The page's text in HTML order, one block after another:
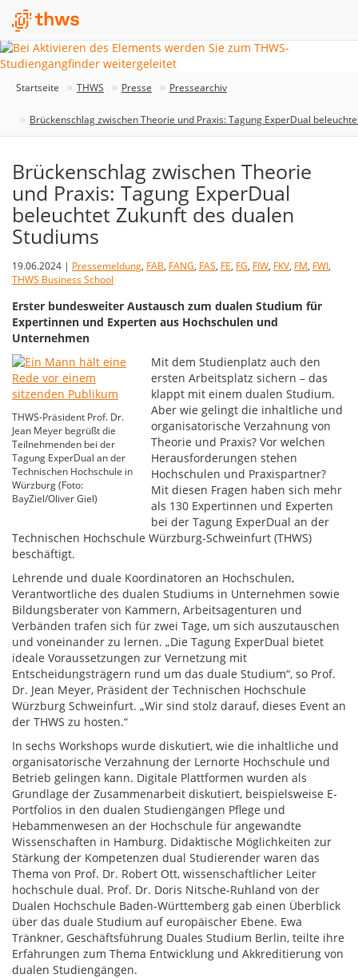
Startseite THWS Presse Pressearchiv
Brückenschlag zwischen Theorie und Praxis: Tagung ExperDual
Brückenschlag zwischen Theorie
und Praxis: Tagung ExperDual
beleuchtet Zukunft des dualen
Studiums
19.06.2024 | Pressemeldung, FAB, FANG, FAS, FE, FG, FIW, FKV, FM, FWI,
THWS Business School
Erster bundesweiter Austausch zum dualen Studium für
Expertinnen und Experten aus Hochschulen und
Unternehmen
THWS-Präsident Prof. Dr.
Jean Meyer begrüßt die
Teilnehmenden bei der
Tagung ExperDual an der
Technischen Hochschule in
Würzburg (Foto:
BayZiel/Oliver Giel)
Mit dem Studienplatz auch den
ersten Arbeitsplatz sichern – das
klappt mit einem dualen Studium.
Aber wie gelingt die inhaltliche und
organisatorische Verzahnung von
Theorie und Praxis? Vor welchen
Herausforderungen stehen
Hochschulen und Praxispartner?
Mit diesen Fragen haben sich mehr
als 130 Expertinnen und Experten
bei der Tagung ExperDual an der
Technischen Hochschule Würzburg-Schweinfurt (THWS)
beschäftigt.
Lehrende und duale Koordinatoren an Hochschulen,
Verantwortliche des dualen Studiums in Unternehmen sowie
Bildungsberater von Kammern, Arbeitsagenturen und
Verbänden trafen sich für zwei Tage, um sich auszutauschen
und voneinander zu lernen. „Die Tagung ExperDual bietet
ideale Voraussetzungen zur Vernetzung mit
Entscheidungsträgern rund um das duale Studium“, so Prof.
Dr. Jean Meyer, Präsident der Technischen Hochschule
Würzburg Schweinfurt. „Wir sind stolz darauf, dieses Event an
der THWS zu hosten.“
In sechs Workshops wurde diskutiert, wie die inhaltliche und
organisatorische Verzahnung der Lernorte Hochschule und
Betrieb gelingen kann. Digitale Plattformen wurden als
Grundlage der Zusammenarbeit diskutiert, beispielsweise E-
Portfolios in den dualen Studiengängen Pflege und
Hebammenwesen an der Hochschule für angewandte
Wissenschaften in Hamburg. Didaktische Möglichkeiten zur
Stärkung der Kompetenzen dual Studierender waren das
Thema von Prof. Dr. Robert Ott, wissenschaftlicher Leiter
hochschule dual. Prof. Dr. Doris Nitsche-Ruhland von der
Dualen Hochschule Baden-Württemberg gab einen Überblick
über das duale Studium auf europäischer Ebene. Ewa
Tränkner, Geschäftsführung Duales Studium Berlin, teilte ihre
Erfahrungen zum Thema Entwicklung und Akkreditierung von
dualen Studiengängen.